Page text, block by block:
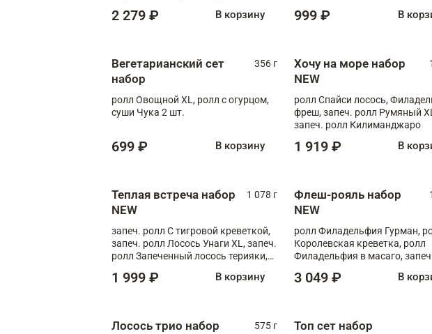
2 279 ₽ В корзину 999 ₽ В
Вегетарианский сет
набор
356 г
ролл Овощной XL, ролл с огурцом,
суши Чука 2 шт.
699 ₽ В корзину
Хочу на море набор
NEW
ролл Спайси лосось,
фреш, запеч. ролл Румяный
запеч. ролл Килиманджаро
1 919 ₽ В
Теплая встреча набор
NEW
1 078 г
запеч. ролл С тигровой креветкой,
запеч. ролл Лосось Унаги XL, запеч.
ролл Запеченный лосось терияки,
1 999 ₽ В корзину
Флеш-рояль набор
NEW
ролл Филадельфия Гурман,
Королевская креветка, ролл
Филадельфия в масаго,
Тигровая креветка с
3 049 ₽ В
Лосось трио набор
575 г
Топ сет набор